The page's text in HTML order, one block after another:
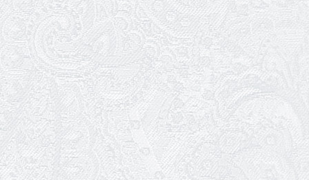
26.03.2026
Божевільна родина — 24 та 26 квітня
25.03.2026
Нам — 79!
17.03.2026
Зелене світло твого дозвілля
11.03.2026
Результати конкурсу